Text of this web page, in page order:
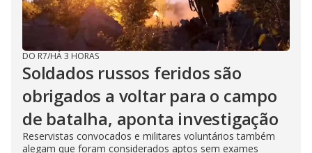
DO R7/HÁ 3 HORAS
Soldados russos feridos são
obrigados a voltar para o campo
de batalha, aponta investigação
Reservistas convocados e militares voluntários também
alegam que foram considerados aptos sem exames